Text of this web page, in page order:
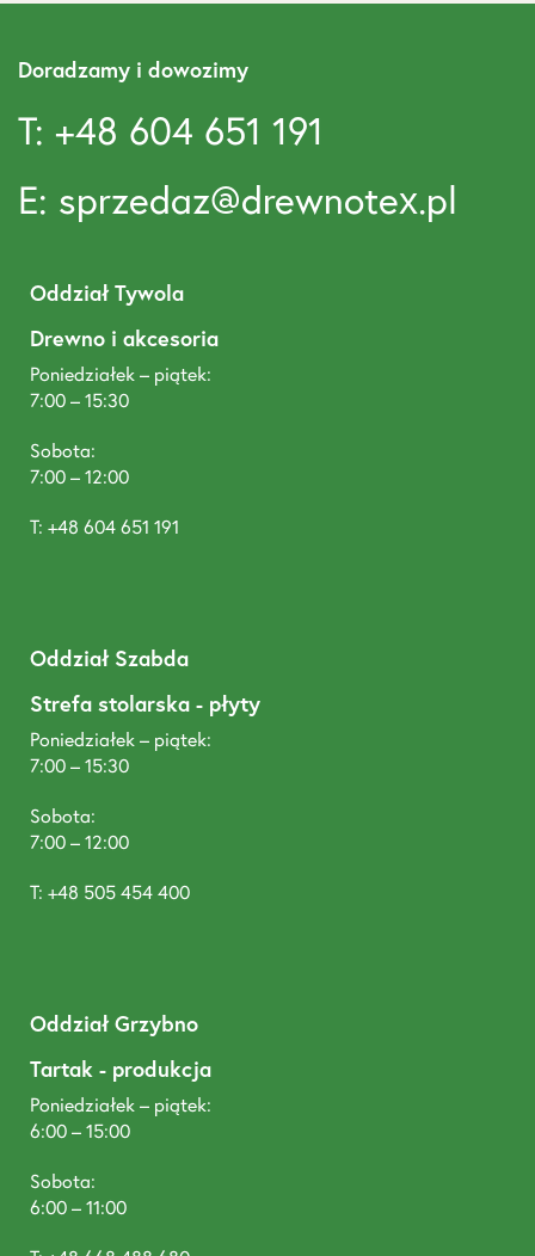
Doradzamy i dowozimy
T: +48 604 651 191
E: sprzedaz@drewnotex.pl
Oddział Tywola
Drewno i akcesoria
Poniedziałek – piątek:
7:00 – 15:30
Sobota:
7:00 – 12:00
T: +48 604 651 191
Oddział Szabda
Strefa stolarska - płyty
Poniedziałek – piątek:
7:00 – 15:30
Sobota:
7:00 – 12:00
T: +48 505 454 400
Oddział Grzybno
Tartak - produkcja
Poniedziałek – piątek:
6:00 – 15:00
Sobota:
6:00 – 11:00